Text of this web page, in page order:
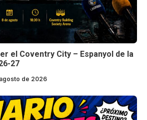
el Coventry City – Espanyol de la
27
de 2026